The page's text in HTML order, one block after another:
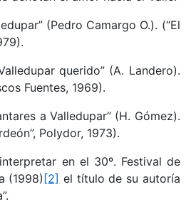
(Pedro Camargo O.). (“El
querido” (A. Landero).
Fuentes, 1969).
a Valledupar” (H. Gómez).
Polydor, 1973).
en el 30º. Festival de
(1998) [2] el título de su autoría